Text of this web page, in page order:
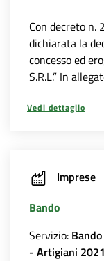
Con decreto n.
dichiarata la
concesso ed
S.R.L.” In
Vedi dettaglio
Imprese
Bando
Servizio:
- Artigiani